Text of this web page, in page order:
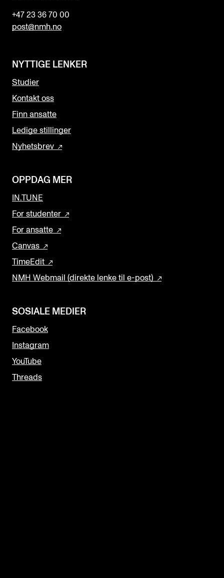
+47 23 36 70 00
post@nmh.no
NYTTIGE LENKER
Studier
Kontakt oss
Finn ansatte
Ledige stillinger
Nyhetsbrev
OPPDAG MER
IN.TUNE
For studenter
For ansatte
Canvas
TimeEdit
NMH Webmail (direkte lenke til e-post)
SOSIALE MEDIER
Facebook
Instagram
YouTube
Threads